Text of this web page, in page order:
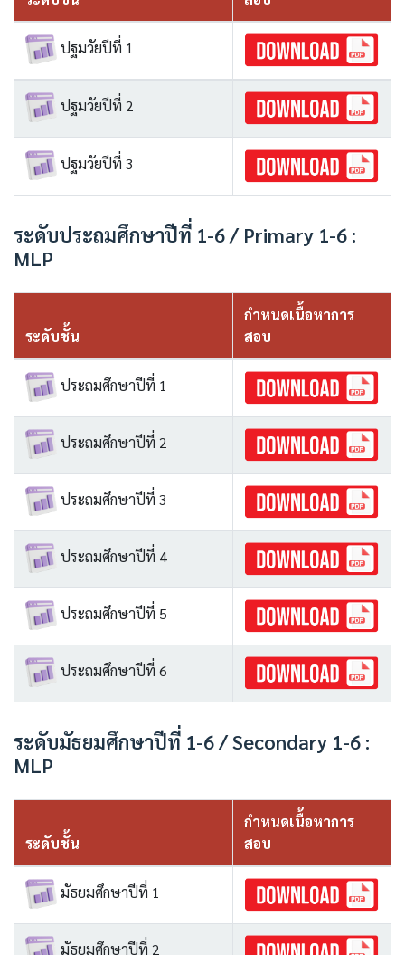
ปฐมวัยปีที่ 1
ปฐมวัยปีที่ 2
ปฐมวัยปีที่ 3
ระดับประถมศึกษาปีที่ 1-6 / Primary 1-6 :
MLP
ระดับชั้น
กำหนดเนื้อหาการ
สอบ
ประถมศึกษาปีที่ 1
ประถมศึกษาปีที่ 2
ประถมศึกษาปีที่ 3
ประถมศึกษาปีที่ 4
ประถมศึกษาปีที่ 5
ประถมศึกษาปีที่ 6
ระดับมัธยมศึกษาปีที่ 1-6 / Secondary 1-6 :
MLP
ระดับชั้น
กำหนดเนื้อหาการ
สอบ
มัธยมศึกษาปีที่ 1
มัธยมศึกษาปีที่ 2